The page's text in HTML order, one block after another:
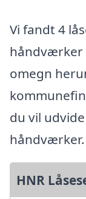
Vi fandt 4
håndværker
omegn
du vil
håndværker.
HNR